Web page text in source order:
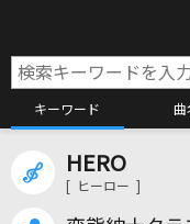
キーワード 曲
HERO
[ ヒーロー ]